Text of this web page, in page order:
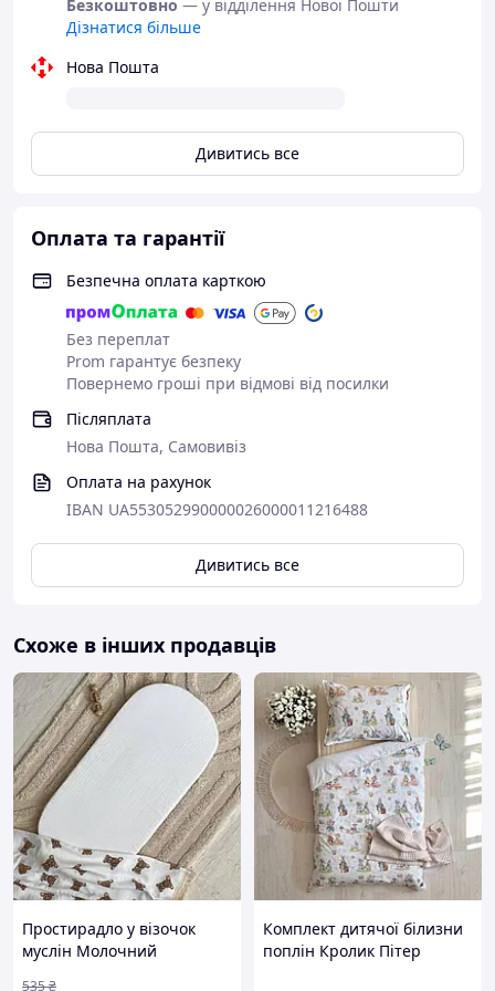
Безкоштовно — у відділення Нової Пошти
Дізнатися більше
Нова Пошта
Дивитись все
Оплата та гарантії
Безпечна оплата карткою
Без переплат
Prom гарантує безпеку
Повернемо гроші при відмові від посилки
Післяплата
Нова Пошта, Самовивіз
Оплата на рахунок
IBAN UA553052990000026000011216488
Дивитись все
Схоже в інших продавців
Простирадло у візочок
муслін Молочний
535₴
Комплект дитячої білизни
поплін Кролик Пітер